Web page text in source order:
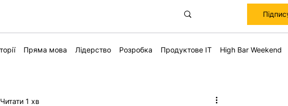
Пряма мова Лідерство Розробка Продуктове IT High Bar Weekend
Читати 1 хв